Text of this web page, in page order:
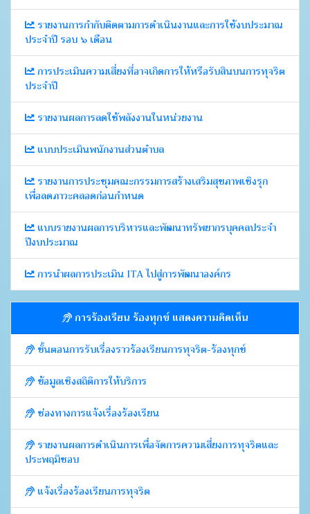
รายงานการกำกับติดตามการดำเนินงานและการใช้งบประมาณ
ประจำปี รอบ ๖ เดือน
การประเมินความเสี่ยงที่อาจเกิดการให้หรือรับสินบนการทุจริต
ประจำปี
รายงานผลการลดใช้พลังงานในหน่วยงาน
แบบประเมินพนักงานส่วนตำบล
รายงานการประชุมคณะกรรมการสร้างเสริมสุขภาพเชิงรุก
เพื่อลดภาวะคลอดก่อนกำหนด
แบบรายงานผลการบริหารและพัฒนาทรัพยากรบุคคลประจำ
ปีงบประมาณ
การนำผลการประเมิน ITA ไปสู่การพัฒนาองค์กร
การร้องเรียน ร้องทุกข์ แสดงความคิดเห็น
ขั้นตอนการรับเรื่องราวร้องเรียนการทุจริต-ร้องทุกข์
ข้อมูลเชิงสถิติการให้บริการ
ช่องทางการแจ้งเรื่องร้องเรียน
รายงานผลการดำเนินการเพื่อจัดการความเสี่ยงการทุจริตและ
ประพฤมิชอบ
แจ้งเรื่องร้องเรียนการทุจริต